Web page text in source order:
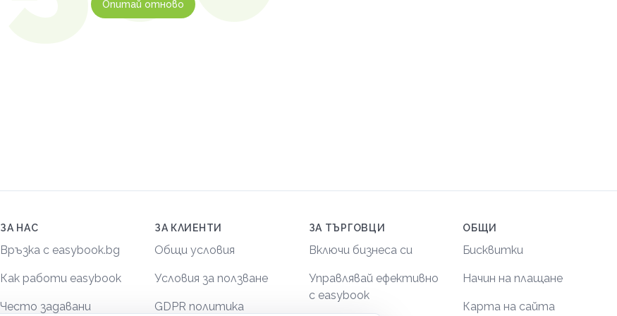
Опитай отново
ЗА НАС
Връзка с easybook.bg
Как работи easybook
Често задавани
ЗА КЛИЕНТИ
Общи условия
Условия за ползване
GDPR политика
ЗА ТЪРГОВЦИ
Включи бизнеса си
Управлявай ефективно
с easybook
ОБЩИ
Бисквитки
Начин на плащане
Карта на сайта